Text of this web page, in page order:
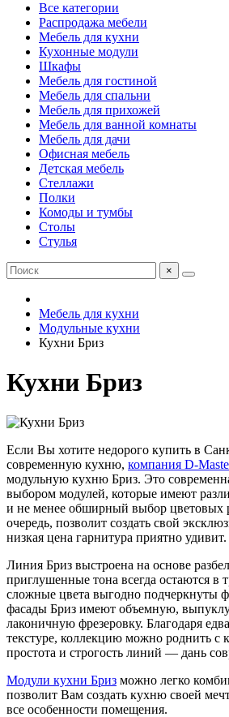
Все категории
Распродажа мебели
Мебель для кухни
Кухонные модули
Шкафы
Мебель для гостиной
Мебель для спальни
Мебель для прихожей
Мебель для ванной комнаты
Мебель для дачи
Офисная мебель
Детская мебель
Стеллажи
Полки
Комоды и тумбы
Столы
Стулья
×
Мебель для кухни
Модульные кухни
Кухни Бриз
Кухни Бриз
Если Вы хотите недорого купить в
современную кухню, компания D-
модульную кухню Бриз. Это
выбором модулей, которые имеют
и не менее обширный выбор цветовых
очередь, позволит создать свой
низкая цена гарнитура приятно удивит.
Линия Бриз выстроена на основе
приглушенные тона всегда остаются в
сложные цвета выгодно подчеркнуты
фасады Бриз имеют объемную,
лаконичную фрезеровку. Благодаря
текстуре, коллекцию можно роднить с
простота и строгость линий — дань
Модули кухни Бриз можно легко
позволит Вам создать кухню своей
все особенности помещения.